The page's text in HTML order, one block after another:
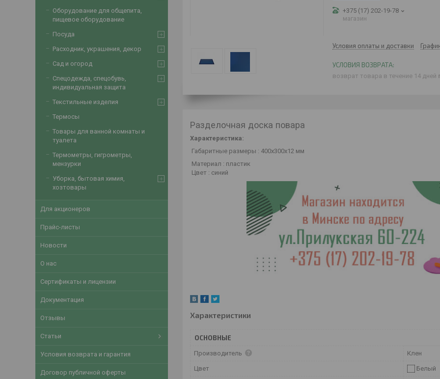
+375 (17) 202-19-78
магазин
Условия оплаты и доставки
возврат товара в течение 14 дней
Разделочная доска повара
Характеристика:
Габаритные размеры : 400х300х12 мм
Материал : пластик
Цвет : синий
Характеристики
ОСНОВНЫЕ
Производитель Клен
Цвет Белый
Оборудование для общепита,
пищевое оборудование
Посуда
Расходник, украшения, декор
Сад и огород
Спецодежда, спецобувь,
индивидуальная защита
Текстильные изделия
Термосы
Товары для ванной комнаты и
туалета
Термометры, гигрометры,
мензурки
Уборка, бытовая химия,
хозтовары
Для акционеров
Прайс-листы
Новости
О нас
Сертификаты и лицензии
Документация
Отзывы
Статьи
Условия возврата и гарантия
Договор публичной оферты